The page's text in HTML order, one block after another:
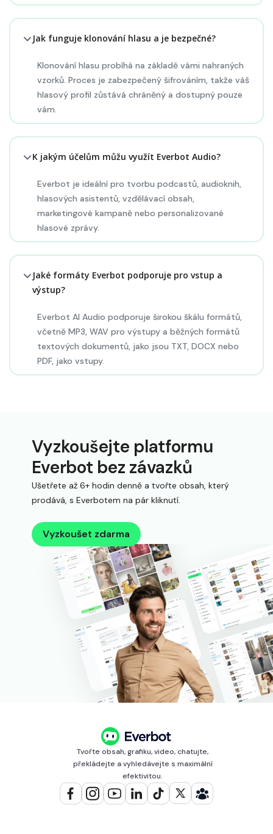
Jak funguje klonování hlasu a je bezpečné?
Klonování hlasu probíhá na základě vámi nahraných
vzorků. Proces je zabezpečený šifrováním, takže váš
hlasový profil zůstává chráněný a dostupný pouze
vám.
K jakým účelům můžu využít Everbot Audio?
Everbot je ideální pro tvorbu podcastů, audioknih,
hlasových asistentů, vzdělávací obsah,
marketingové kampaně nebo personalizované
hlasové zprávy.
Jaké formáty Everbot podporuje pro vstup a
výstup?
Everbot AI Audio podporuje širokou škálu formátů,
včetně MP3, WAV pro výstupy a běžných formátů
textových dokumentů, jako jsou TXT, DOCX nebo
PDF, jako vstupy.
Vyzkoušejte platformu
Everbot bez závazků
Ušetřete až 6+ hodin denně a tvořte obsah, který
prodává, s Everbotem na pár kliknutí.
Vyzkoušet zdarma
Tvořte obsah, grafiku, video, chatujte,
překládejte a vyhledávejte s maximální
efektivitou.